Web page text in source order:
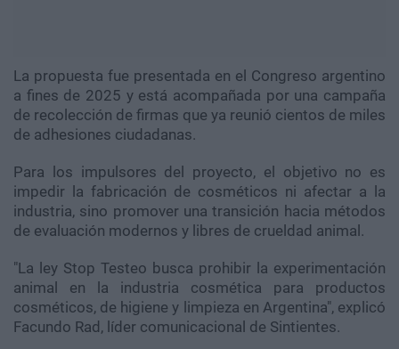
La propuesta fue presentada en el Congreso argentino
a fines de 2025 y está acompañada por una campaña
de recolección de firmas que ya reunió cientos de miles
de adhesiones ciudadanas.
Para los impulsores del proyecto, el objetivo no es
impedir la fabricación de cosméticos ni afectar a la
industria, sino promover una transición hacia métodos
de evaluación modernos y libres de crueldad animal.
"La ley Stop Testeo busca prohibir la experimentación
animal en la industria cosmética para productos
cosméticos, de higiene y limpieza en Argentina", explicó
Facundo Rad, líder comunicacional de Sintientes.